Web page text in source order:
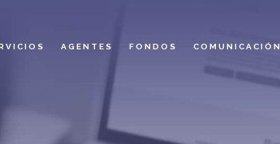
AGENTES FONDOS COMUNICACIÓN